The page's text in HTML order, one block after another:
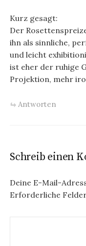
Kurz gesagt:
Der
ihn als sinnliche,
und leicht
ist eher der ruhige
Projektion, mehr
Antworten
Schreib einen
Deine E-Mail-
Erforderliche